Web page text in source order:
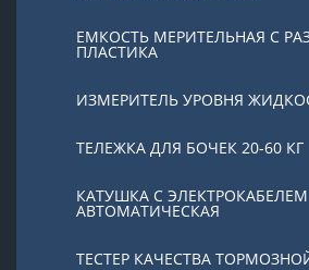
ЕМКОСТЬ МЕРИТЕЛЬНАЯ С
ПЛАСТИКА
ИЗМЕРИТЕЛЬ УРОВНЯ
ТЕЛЕЖКА ДЛЯ БОЧЕК 20-60 КГ
КАТУШКА С
АВТОМАТИЧЕСКАЯ
ТЕСТЕР КАЧЕСТВА